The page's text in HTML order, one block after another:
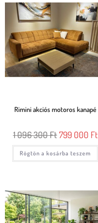
Rimini akciós motoros kanapé
1 096 300Ft 799 000 Ft
Rögtön a kosárba teszem